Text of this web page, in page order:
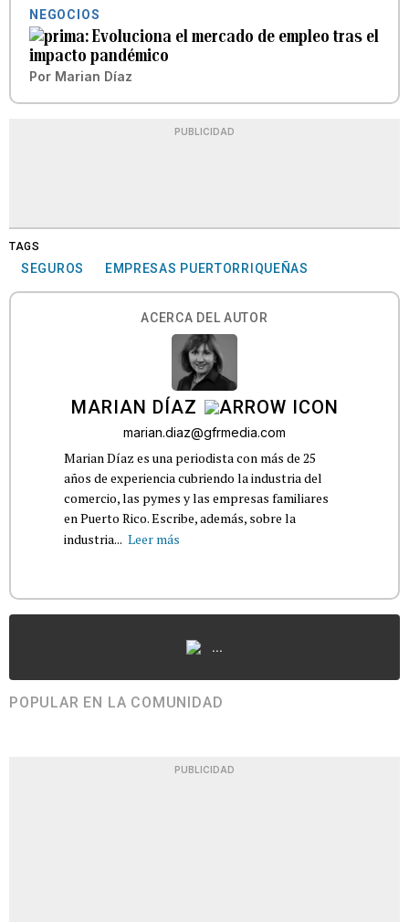
NEGOCIOS
Evoluciona el mercado de empleo tras el
impacto pandémico
Por Marian Díaz
PUBLICIDAD
TAGS
SEGUROS EMPRESAS PUERTORRIQUEÑAS
ACERCA DEL AUTOR
MARIAN DÍAZ
marian.diaz@gfrmedia.com
Marian Díaz es una periodista con más de 25
años de experiencia cubriendo la industria del
comercio, las pymes y las empresas familiares
en Puerto Rico. Escribe, además, sobre la
industria... Leer más
...
POPULAR EN LA COMUNIDAD
PUBLICIDAD